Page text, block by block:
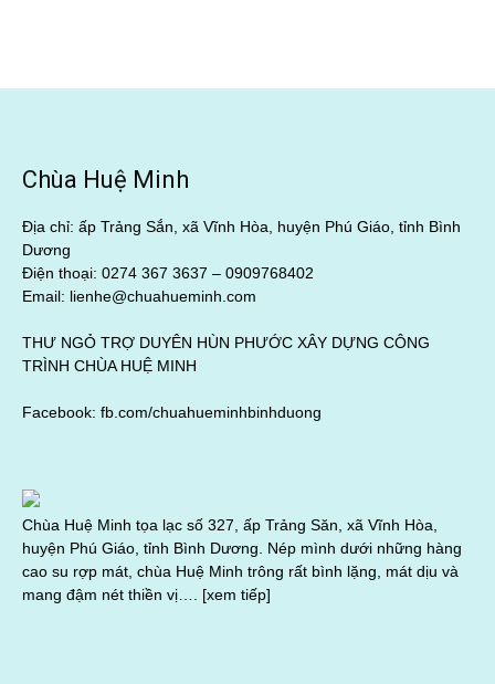
Chùa Huệ Minh
Địa chỉ: ấp Trảng Sắn, xã Vĩnh Hòa, huyện Phú Giáo, tỉnh Bình
Dương
Điện thoại: 0274 367 3637 – 0909768402
Email: lienhe@chuahueminh.com
THƯ NGỎ TRỢ DUYÊN HÙN PHƯỚC XÂY DỰNG CÔNG
TRÌNH CHÙA HUỆ MINH
Facebook: fb.com/chuahueminhbinhduong
Chùa Huệ Minh tọa lạc số 327, ấp Trảng Săn, xã Vĩnh Hòa,
huyện Phú Giáo, tỉnh Bình Dương. Nép mình dưới những hàng
cao su rợp mát, chùa Huệ Minh trông rất bình lặng, mát dịu và
mang đậm nét thiền vị…. [xem tiếp]